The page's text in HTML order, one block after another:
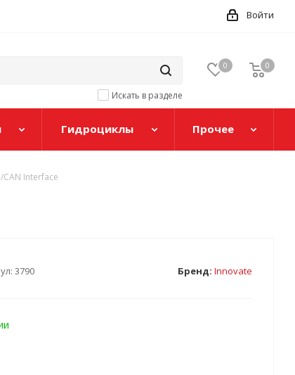
Войти
Искать в разделе
0 0
Гидроциклы Прочее
CAN Interface
3790 Бренд: Innovate